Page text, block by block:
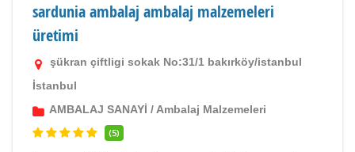
sardunia ambalaj ambalaj malzemeleri
üretimi
şükran çiftligi sokak No:31/1 bakırköy/istanbul
İstanbul
AMBALAJ SANAYİ / Ambalaj Malzemeleri
(5)